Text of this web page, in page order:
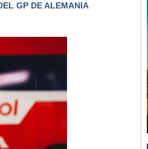
GP DE ALEMANIA